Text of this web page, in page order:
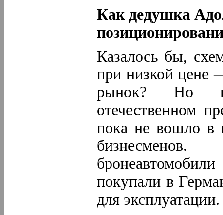
Как дедушка
Казалось бы,
при низкой цене
рынок? Но
отечественном
пока не вошло в
покупали в
для эксплуатации.